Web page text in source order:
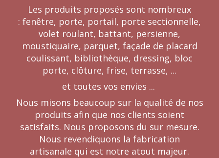
Les produits proposés sont nombreux
: fenêtre, porte, portail, porte sectionnelle,
volet roulant, battant, persienne,
moustiquaire, parquet, façade de placard
coulissant, bibliothèque, dressing, bloc
porte, clôture, frise, terrasse, ...
et toutes vos envies ...
Nous misons beaucoup sur la qualité de nos
produits afin que nos clients soient
satisfaits. Nous proposons du sur mesure.
Nous revendiquons la fabrication
artisanale qui est notre atout majeur.